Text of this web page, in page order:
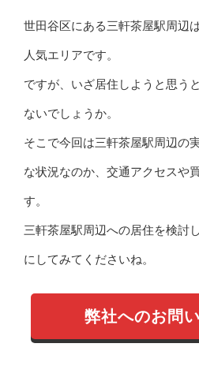
世田谷区にある三軒茶屋駅周辺
人気エリアです。
ですが、いざ居住しようと思う
ないでしょうか。
そこで今回は三軒茶屋駅周辺の
な状況なのか、交通アクセスや
す。
三軒茶屋駅周辺への居住を検討
にしてみてくださいね。
弊社へのお問